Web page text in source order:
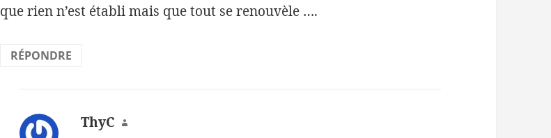
que rien n’est établi mais que tout se renouvèle ….
RÉPONDRE
ThyC dit :